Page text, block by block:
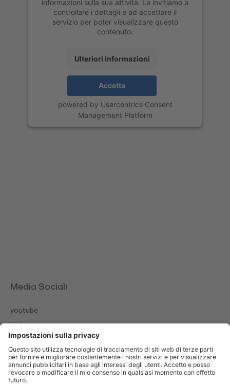
informazioni sulla sua attività. La invitiamo a
controllare i dettagli e ad accettare il
servizio per poter visualizzare questo
contenuto.
Ulteriori informazioni
Accetta
powered by Usercentrics Consent
Management Platform
Media Sociali
youtube
instagram
facebook